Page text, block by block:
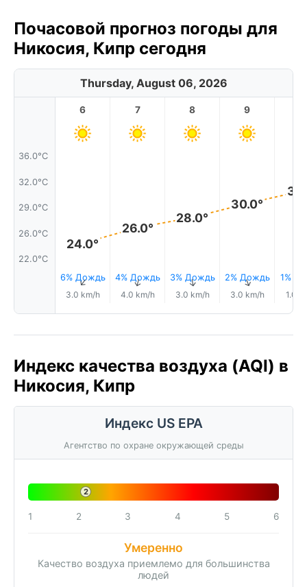
Почасовой прогноз погоды для
Никосия, Кипр сегодня
Thursday, August 06, 2026
36.0°C
32.0°C
29.0°C
26.0°C
22.0°C
6
24.0°
6% Дождь
↑
3.0 km/h
7
26.0°
4% Дождь
↑
4.0 km/h
8
28.0°
3% Дождь
↑
3.0 km/h
9
30.0°
2% Дождь
↑
3.0 km/h
1%
1.0
Индекс качества воздуха (AQI) в
Никосия, Кипр
Индекс US EPA
Агентство по охране окружающей среды
2
1 2 3 4 5 6
Умеренно
Качество воздуха приемлемо для большинства
людей